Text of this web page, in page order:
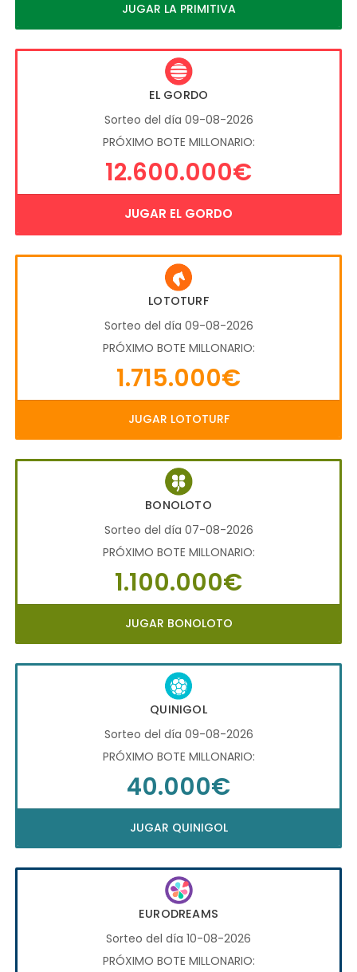
JUGAR LA PRIMITIVA
EL GORDO
Sorteo del día 09-08-2026
PRÓXIMO BOTE MILLONARIO:
12.600.000€
JUGAR EL GORDO
LOTOTURF
Sorteo del día 09-08-2026
PRÓXIMO BOTE MILLONARIO:
1.715.000€
JUGAR LOTOTURF
BONOLOTO
Sorteo del día 07-08-2026
PRÓXIMO BOTE MILLONARIO:
1.100.000€
JUGAR BONOLOTO
QUINIGOL
Sorteo del día 09-08-2026
PRÓXIMO BOTE MILLONARIO:
40.000€
JUGAR QUINIGOL
EURODREAMS
Sorteo del día 10-08-2026
PRÓXIMO BOTE MILLONARIO: